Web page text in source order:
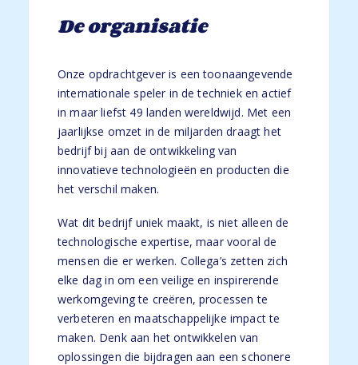
De organisatie
Onze opdrachtgever is een toonaangevende
internationale speler in de techniek en actief
in maar liefst 49 landen wereldwijd. Met een
jaarlijkse omzet in de miljarden draagt het
bedrijf bij aan de ontwikkeling van
innovatieve technologieën en producten die
het verschil maken.
Wat dit bedrijf uniek maakt, is niet alleen de
technologische expertise, maar vooral de
mensen die er werken. Collega’s zetten zich
elke dag in om een veilige en inspirerende
werkomgeving te creëren, processen te
verbeteren en maatschappelijke impact te
maken. Denk aan het ontwikkelen van
oplossingen die bijdragen aan een schonere